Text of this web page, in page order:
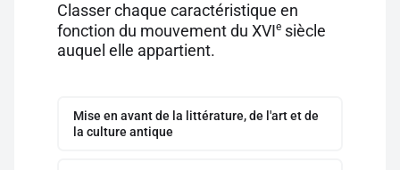
Classer chaque caractéristique en
fonction du mouvement du XVIe siècle
auquel elle appartient.
Mise en avant de la littérature, de l'art et de
la culture antique